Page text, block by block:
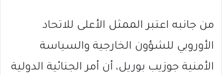
من جانبه اعتبر الممثل الأعلى للاتحاد
الأوروبي للشؤون الخارجية والسياسة
الأمنية جوزيب بوريل، أن أمر الجنائية الدولية